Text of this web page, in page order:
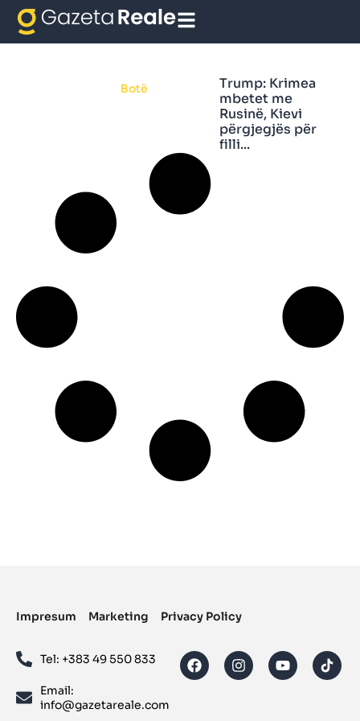
Krimea
Botë
Trump: Krimea
mbetet me
Rusinë, Kievi
përgjegjës për
filli...
Impresum Marketing Privacy Policy
Tel: ‪+383 49 550 833‬
Email:
info@gazetareale.com